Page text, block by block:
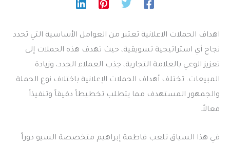
اهداف الحملات الاعلانية تعتبر من العوامل الأساسية التي تحدد
نجاح أي استراتيجية تسويقية، حيث تهدف هذه الحملات إلى
تعزيز الوعي بالعلامة التجارية، جذب العملاء الجدد، وزيادة
المبيعات. تختلف أهداف الحملات الإعلانية باختلاف نوع الحملة
والجمهور المستهدف مما يتطلب تخطيطاً دقيقاً وتنفيذاً
فعالاً.
في هذا السياق تلعب فاطمة إبراهيم متخصصة السيو دوراً